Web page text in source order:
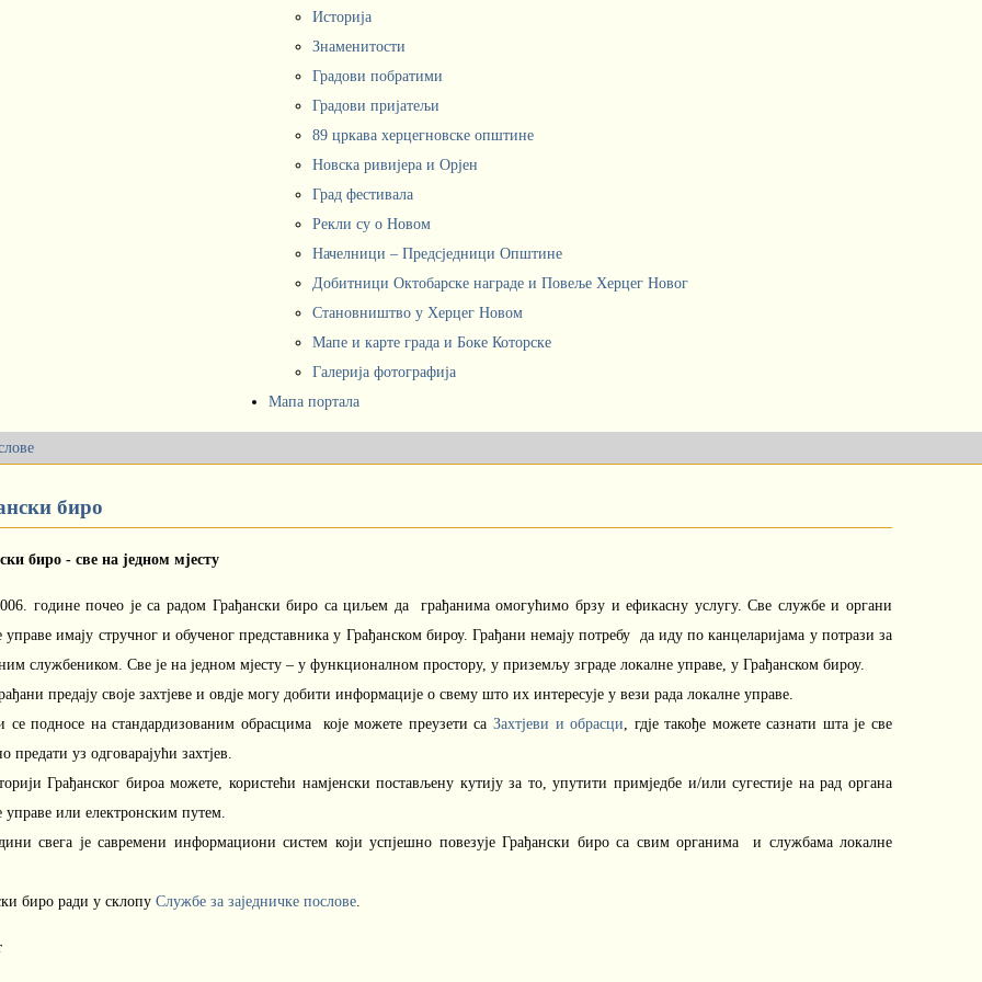
Историја
Знаменитости
Градови побратими
Градови пријатељи
89 цркава херцегновске општине
Новска ривијера и Орјен
Град фестивала
Рекли су о Новом
Начелници – Предсједници Општине
Добитници Октобарске награде и Повеље Херцег Новог
Становништво у Херцег Новом
Мапе и карте града и Боке Которске
Галерија фотографија
Мапа портала
биро
биро - све на једном мјесту
године почео је са радом Грађански биро са циљем да грађанима омогућимо брзу и ефикасну услугу. Све службе и органи
управе имају стручног и обученог представника у Грађанском бироу. Грађани немају потребу да иду по канцеларијама у потрази за
службеником. Све је на једном мјесту – у функционалном простору, у приземљу зграде локалне управе, у Грађанском бироу.
предају своје захтјеве и овдје могу добити информације о свему што их интересује у вези рада локалне управе.
се подносе на стандардизованим обрасцима које можете преузети саЗахтјеви и обрасци, гдје такође можете сазнати шта је све
предати уз одговарајући захтјев.
Грађанског бироа можете, користећи намјенски постављену кутију за то, упутити примједбе и/или сугестије на рад органа
управе или електронским путем.
свега је савремени информациони систем који успјешно повезује Грађански биро са свим органима и службама локалне
биро ради у склопу Службе за заједничке послове.